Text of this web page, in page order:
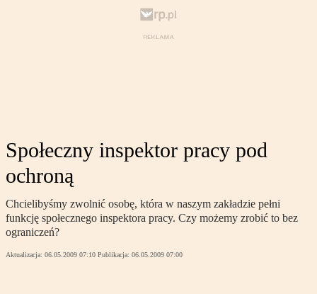
Społeczny inspektor pracy pod
ochroną
Chcielibyśmy zwolnić osobę, która w naszym zakładzie pełni
funkcję społecznego inspektora pracy. Czy możemy zrobić to bez
ograniczeń?
Aktualizacja: 06.05.2009 07:10 Publikacja: 06.05.2009 07:00